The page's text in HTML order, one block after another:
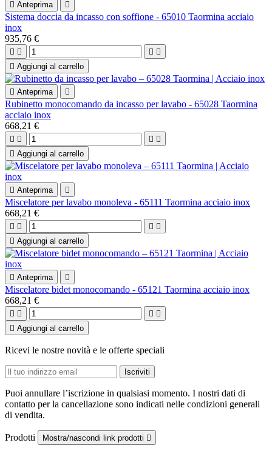
 Anteprima 
Sistema doccia da incasso con soffione - 65010 Taormina acciaio
inox
935,76 €
   
 Aggiungi al carrello
 Anteprima 
Rubinetto monocomando da incasso per lavabo - 65028 Taormina
acciaio inox
668,21 €
   
 Aggiungi al carrello
 Anteprima 
Miscelatore per lavabo monoleva - 65111 Taormina acciaio inox
668,21 €
   
 Aggiungi al carrello
 Anteprima 
Miscelatore bidet monocomando - 65121 Taormina acciaio inox
668,21 €
   
 Aggiungi al carrello
Ricevi le nostre novità e le offerte speciali
Puoi annullare l’iscrizione in qualsiasi momento. I nostri dati di
contatto per la cancellazione sono indicati nelle condizioni generali
di vendita.
Prodotti Mostra/nascondi link prodotti 